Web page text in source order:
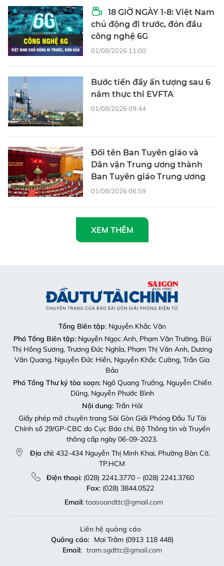
18 GIỜ NGÀY 1-8: Việt Nam
chủ động đi trước, đón đầu
công nghệ 6G
01/08/2026 11:00
Bước tiến đầy ấn tượng sau 6
năm thực thi EVFTA
01/08/2026 09:44
Đổi tên Ban Tuyên giáo và
Dân vận Trung ương thành
Ban Tuyên giáo Trung ương
01/08/2026 06:59
XEM THÊM
Tổng Biên tập: Nguyễn Khắc Văn
Phó Tổng Biên tập:Nguyễn Ngọc Anh, Phạm Văn Trường, Bùi
Thị Hồng Sương, Trương Đức Nghĩa, Phạm Thị Vân Anh, Dương
Văn Quang, Nguyễn Đức Hiển, Nguyễn Khắc Cường, Trần Gia
Bảo
Phó Tổng Thư ký tòa soạn:Ngô Quang Trưởng, Nguyễn Chiến
Dũng, Nguyễn Phước Bình
Nội dung:Trần Hải
Giấy phép mở chuyên trang Sài Gòn Giải Phóng Đầu Tư Tài
Chính số 29/GP-CBC do Cục Báo chí, Bộ Thông tin và Truyền
thông cấp ngày 06-09-2023.
Địa chỉ: 432-434 Nguyễn Thị Minh Khai, Phường Bàn Cờ,
TP.HCM
Điện thoại:(028) 2241.3770 – (028) 2241.3760
Fax:(028) 3844.0522
Email: toasoandttc@gmail.com
Liên hệ quảng cáo
Quảng cáo:
Mai Trâm (0913 118 448)
Email: tram.sgdttc@gmail.com